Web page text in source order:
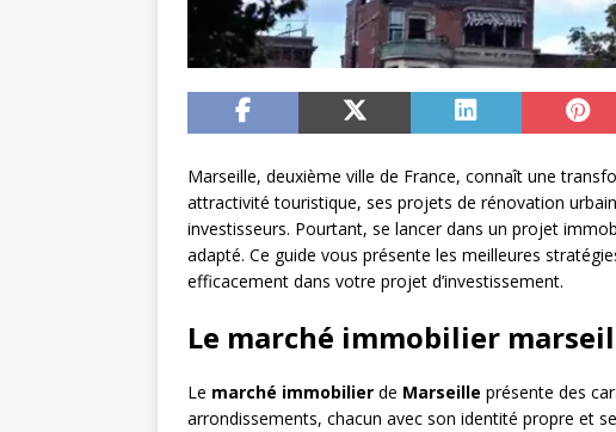
Marseille, deuxième ville de France, connaît une
attractivité touristique, ses projets de rénovation
investisseurs. Pourtant, se lancer dans un projet
adapté. Ce guide vous présente les meilleures
efficacement dans votre projet d’investissement.
Le marché immobilier
Le marché immobilier de Marseille présente des
arrondissements, chacun avec son identité propre et